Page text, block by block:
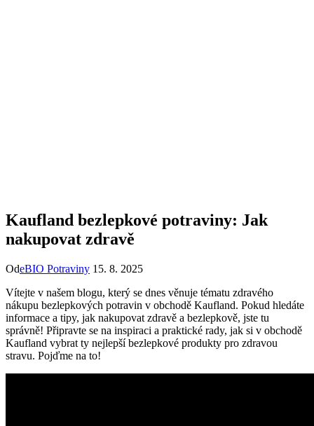
Kaufland bezlepkové potraviny: Jak
nakupovat zdravě
OdeBIO Potraviny 15. 8. 2025
Vítejte v našem blogu, který se dnes ⁣věnuje‍ tématu zdravého
nákupu bezlepkových potravin⁢ v obchodě Kaufland. Pokud hledáte
informace a tipy,‍ jak nakupovat zdravě a ‍bezlepkově, jste tu
správně! Připravte se na inspiraci a praktické ​rady, jak si ‍v ⁤obchodě
Kaufland vybrat‍ ty nejlepší​ bezlepkové produkty pro ⁣zdravou
stravu. Pojďme na to!